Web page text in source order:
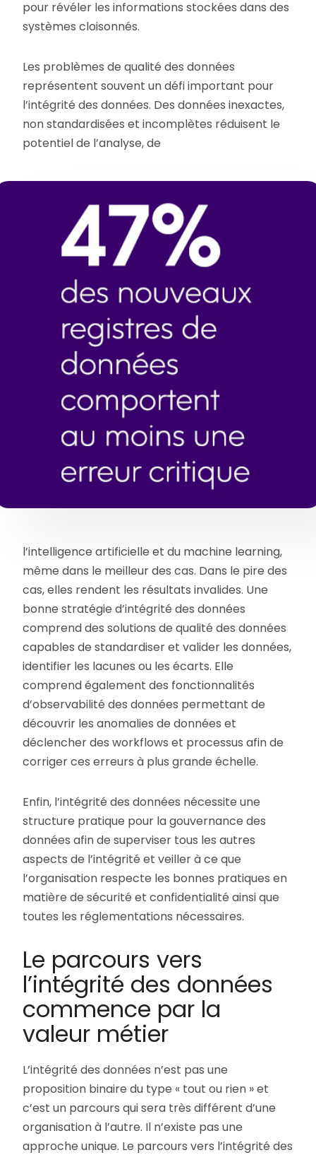
pour révéler les informations stockées dans des
systèmes cloisonnés.
Les problèmes de qualité des données
représentent souvent un défi important pour
l’intégrité des données. Des données inexactes,
non standardisées et incomplètes réduisent le
potentiel de l’analyse, de
l’intelligence artificielle et du machine learning,
même dans le meilleur des cas. Dans le pire des
cas, elles rendent les résultats invalides. Une
bonne stratégie d’intégrité des données
comprend des solutions de qualité des données
capables de standardiser et valider les données,
identifier les lacunes ou les écarts. Elle
comprend également des fonctionnalités
d’observabilité des données permettant de
découvrir les anomalies de données et
déclencher des workflows et processus afin de
corriger ces erreurs à plus grande échelle.
Enfin, l’intégrité des données nécessite une
structure pratique pour la gouvernance des
données afin de superviser tous les autres
aspects de l’intégrité et veiller à ce que
l’organisation respecte les bonnes pratiques en
matière de sécurité et confidentialité ainsi que
toutes les réglementations nécessaires.
Le parcours vers
l’intégrité des données
commence par la
valeur métier
L’intégrité des données n’est pas une
proposition binaire du type « tout ou rien » et
c’est un parcours qui sera très différent d’une
organisation à l’autre. Il n’existe pas une
approche unique. Le parcours vers l’intégrité des